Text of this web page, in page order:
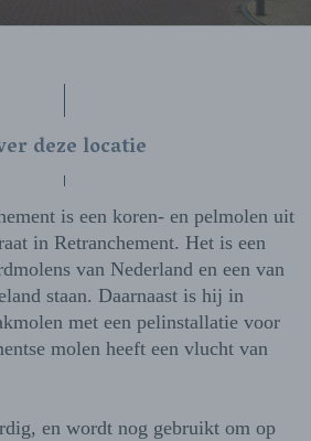
deze locatie
is een koren- en pelmolen uit
in Retranchement. Het is een
van Nederland en een van
staan. Daarnaast is hij in
met een pelinstallatie voor
molen heeft een vlucht van
en wordt nog gebruikt om op